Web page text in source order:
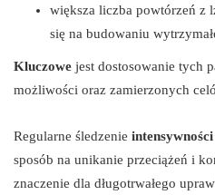
większa liczba powtórzeń z
się na budowaniu
Kluczowe jest dostosowanie tych
możliwości oraz zamierzonych
Regularne śledzenie intensywności
sposób na unikanie przeciążeń i
znaczenie dla długotrwałego